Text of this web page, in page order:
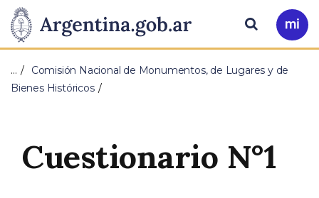
Presidencia
de
la
Pasar al contenido principal
Ir
a
Buscar
…
Comisión Nacional de Monumentos, de Lugares y de
Bienes Históricos
Cuestionario N°1